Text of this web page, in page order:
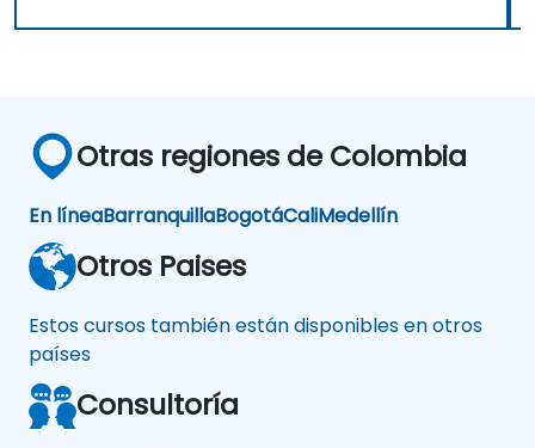
Otras regiones de Colombia
En líneaBarranquillaBogotáCaliMedellín
Otros Paises
Estos cursos también están disponibles en otros
países
Consultoría